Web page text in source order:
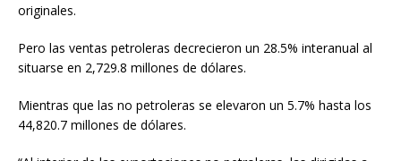
originales.
Pero las ventas petroleras decrecieron un 28.5% interanual al
situarse en 2,729.8 millones de dólares.
Mientras que las no petroleras se elevaron un 5.7% hasta los
44,820.7 millones de dólares.